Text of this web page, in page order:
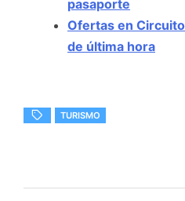
pasaporte
Ofertas en
de última hora
TURISMO